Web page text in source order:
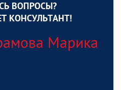
ВОПРОСЫ?
КОНСУЛЬТАНТ!
Марика